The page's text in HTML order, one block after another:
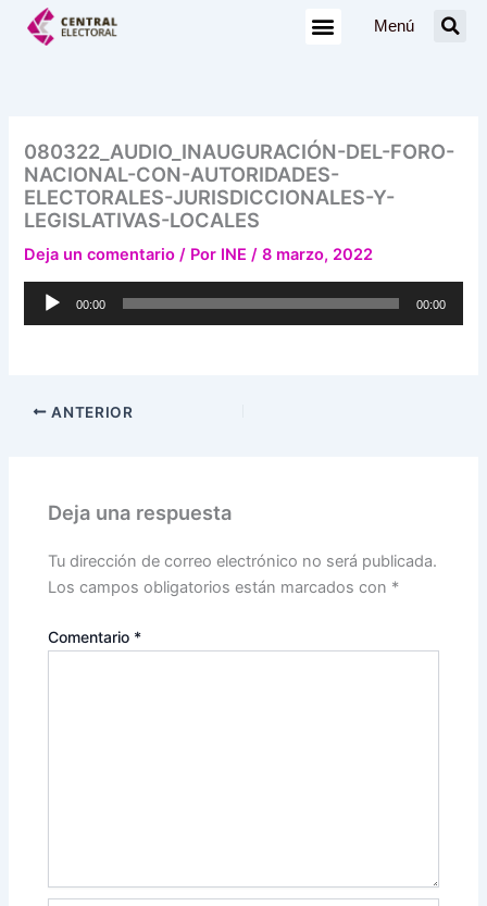
Menú
080322_AUDIO_INAUGURACIÓN-DEL-FORO-
NACIONAL-CON-AUTORIDADES-
ELECTORALES-JURISDICCIONALES-Y-
LEGISLATIVAS-LOCALES
Deja un comentario / Por INE/8 marzo, 2022
Reproductor
00:00 00:00
ANTERIOR
Deja una respuesta
Tu dirección de correo electrónico no será publicada.
Los campos obligatorios están marcados con *
Comentario *